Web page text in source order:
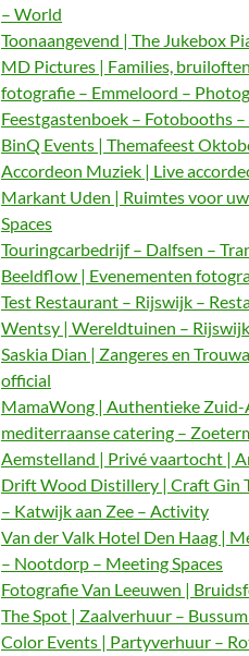
– World
Toonaangevend | The Jukebox
MD Pictures | Families,
fotografie – Emmeloord –
Feestgastenboek – Fotobooths
BinQ Events | Themafeest
Accordeon Muziek | Live
Markant Uden | Ruimtes voor
Spaces
Touringcarbedrijf – Dalfsen –
Beeldflow | Evenementen
Test Restaurant – Rijswijk –
Wentsy | Wereldtuinen –
Saskia Dian | Zangeres en
official
MamaWong | Authentieke
mediterraanse catering –
Aemstelland | Privé vaartocht |
Drift Wood Distillery | Craft Gin
– Katwijk aan Zee – Activity
Van der Valk Hotel Den Haag |
– Nootdorp – Meeting Spaces
Fotografie Van Leeuwen |
The Spot | Zaalverhuur –
Color Events | Partyverhuur –